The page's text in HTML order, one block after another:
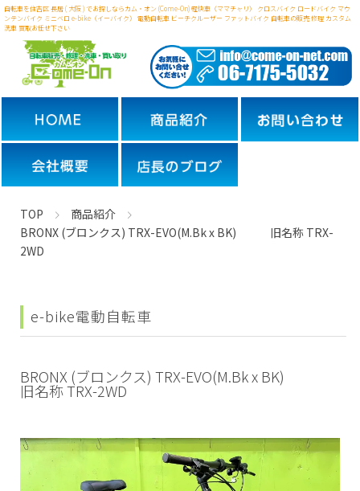
自転車を住吉区 長居 ( 大阪 ) でお探しならカム・オン (Come-On) 軽快車（ママチャリ） クロスバイク ロードバイク マウ
ンテンバイク ミニベロ e-bike（イーバイク） 電動自転車 ビーチクルーザー ファットバイク 自転車の販売 修理 カスタム
洗車 買取お任せ下さい
TOP
商品紹介
BRONX (ブロンクス) TRX-EVO(M.Bk x BK) 旧名称 TRX-
2WD
e-bike電動自転車
BRONX (ブロンクス) TRX-EVO(M.Bk x BK)
旧名称 TRX-2WD